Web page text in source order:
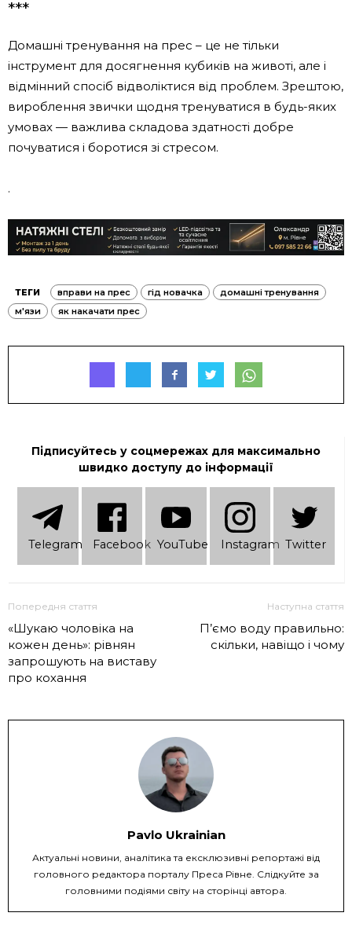
***
Домашні тренування на прес – це не тільки
інструмент для досягнення кубиків на животі, але і
відмінний спосіб відволіктися від проблем. Зрештою,
вироблення звички щодня тренуватися в будь-яких
умовах — важлива складова здатності добре
почуватися і боротися зі стресом.
.
ТЕГИ вправи на прес гід новачка
домашні тренування
м'язи
як накачати прес
Підписуйтесь у соцмережах для максимально
швидко доступу до інформації
Telеgram Facebook YouTube Instagram Twitter
Попередня стаття
«Шукаю чоловіка на
кожен день»: рівнян
запрошують на виставу
про кохання
Наступна стаття
П’ємо воду правильно:
скільки, навіщо і чому
Pavlo Ukrainian
Актуальні новини, аналітика та ексклюзивні репортажі від
головного редактора порталу Преса Рівне. Слідкуйте за
головними подіями світу на сторінці автора.